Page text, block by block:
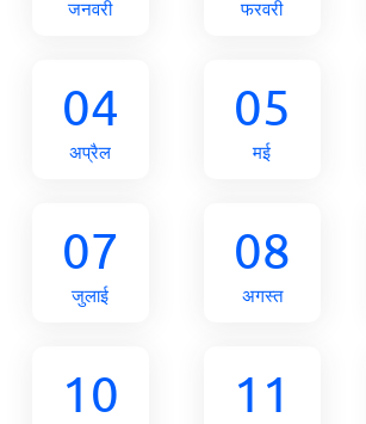
जनवरी फरवरी
04
अप्रैल
05
मई
07
जुलाई
08
अगस्त
10 11